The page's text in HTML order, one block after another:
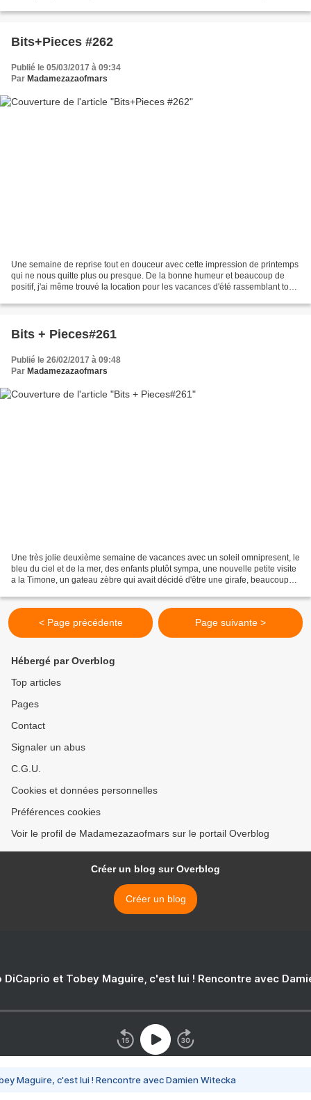
Bits+Pieces #262
Publié le 05/03/2017 à 09:34
Par Madamezazaofmars
Une semaine de reprise tout en douceur avec cette impression de printemps
qui ne nous quitte plus ou presque. De la bonne humeur et beaucoup de
positif, j'ai même trouvé la location pour les vacances d'été rassemblant tous
Bits + Pieces#261
Publié le 26/02/2017 à 09:48
Par Madamezazaofmars
Une très jolie deuxième semaine de vacances avec un soleil omnipresent, le
bleu du ciel et de la mer, des enfants plutôt sympa, une nouvelle petite visite
a la Timone, un gateau zèbre qui avait décidé d'être une girafe, beaucoup
< Page précédente Page suivante >
Hébergé par Overblog
Top articles
Pages
Contact
Signaler un abus
C.G.U.
Cookies et données personnelles
Préférences cookies
Voir le profil de Madamezazaofmars sur le portail Overblog
Créer un blog sur Overblog
Créer un blog
DiCaprio et Tobey Maguire, c'est lui ! Rencontre avec
Maguire, c'est lui ! Rencontre avec Damien Witecka